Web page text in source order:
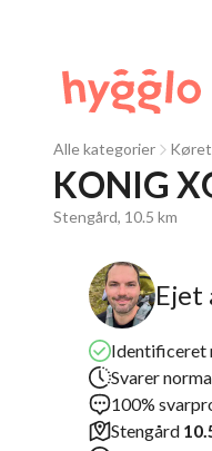
Alle kategorier
KONIG
Stengård, 10.5 km
Ejet
Identificeret
Svarer
100%
Stengård